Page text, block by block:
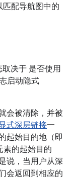
匹配导航图中的
决于 是否使用
启动隐式
会被清除，并被
式深层链接一
起始目的地（即
素的起始目的
说，当用户从深
会返回到相应的